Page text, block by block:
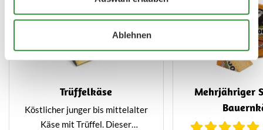
Ablehnen
Trüffelkäse
Köstlicher junger bis mittelalter
Käse mit Trüffel. Dieser
Mehrjähriger